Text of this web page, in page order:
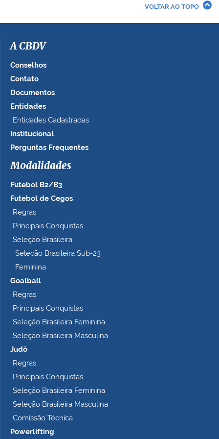
i
a
e
o
t
a
n
o
o
m
e
t
VOLTAR AO TOPO
A CBDV
Conselhos
Contato
Documentos
Entidades
Entidades Cadastradas
Institucional
Perguntas Frequentes
Modalidades
Futebol B2/B3
Futebol de Cegos
Regras
Principais Conquistas
Seleção Brasileira
Seleção Brasileira Sub-23
Feminina
Goalball
Regras
Principais Conquistas
Seleção Brasileira Feminina
Seleção Brasileira Masculina
Judô
Regras
Principais Conquistas
Seleção Brasileira Feminina
Seleção Brasileira Masculina
Comissão Técnica
Powerlifting